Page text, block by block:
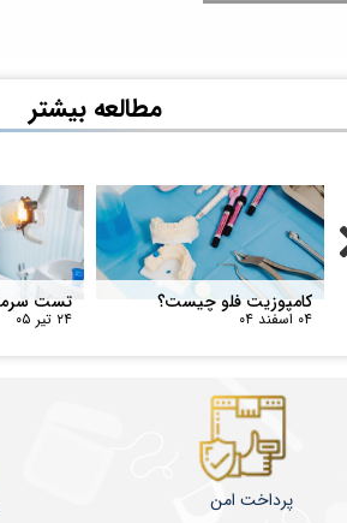
۲۴ تیر ۰۵
کامپوزیت فلو چیست؟
۰۴ اسفند ۰۴
پرداخت امن